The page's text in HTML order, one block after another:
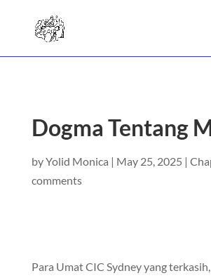
Dogma Tentang
byYolid Monica | May 25, 2025 |
comments
Para Umat CIC Sydney yang